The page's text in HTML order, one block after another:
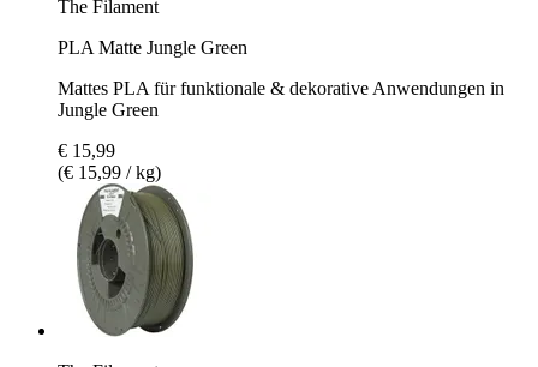
The Filament
PLA Matte Jungle Green
Mattes PLA für funktionale & dekorative Anwendungen in
Jungle Green
€ 15,99
(€ 15,99 / kg)